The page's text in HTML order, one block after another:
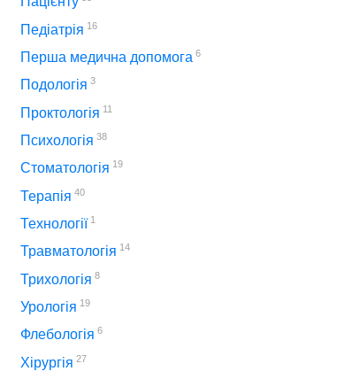
Педіатрія 16
Перша медична допомога 6
Подологія 3
Проктологія 11
Психологія 38
Стоматологія 19
Терапія 40
Технології1
Травматологія 14
Трихологія 8
Урологія 19
Флебологія 6
Хірургія 27